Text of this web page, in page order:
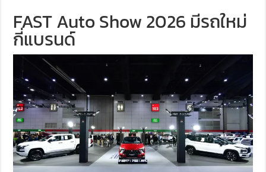
FAST Auto Show 2026 มีรถใหม่
กี่แบรนด์